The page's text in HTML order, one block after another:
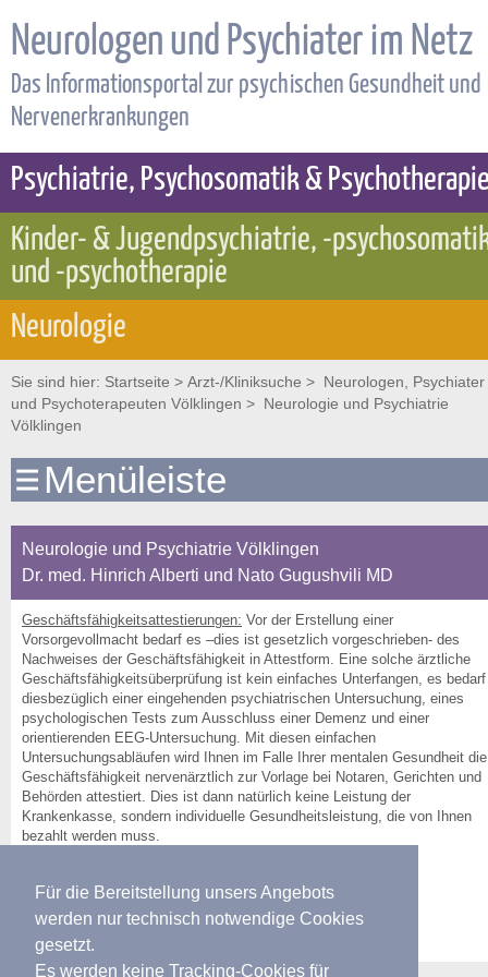
Für die Bereitstellung unsers Angebots
werden nur technisch notwendige Cookies
gesetzt.
Es werden keine Tracking-Cookies für
Neurologen und Psychiater im Netz
Das Informationsportal zur psychischen Gesundheit und
Nervenerkrankungen
Psychiatrie, Psychosomatik &
Kinder- & Jugendpsychiatrie, -
und -psychotherapie
Neurologie
Sie sind hier: Startseite > Arzt-/Kliniksuche > Neurologen, Psychiater
und Psychoterapeuten Völklingen > Neurologie und Psychiatrie
Völklingen
Menüleiste
Neurologie und Psychiatrie Völklingen
Dr. med. Hinrich Alberti und Nato Gugushvili MD
Geschäftsfähigkeitsattestierungen: Vor der Erstellung einer
Vorsorgevollmacht bedarf es –dies ist gesetzlich vorgeschrieben- des
Nachweises der Geschäftsfähigkeit in Attestform. Eine solche ärztliche
Geschäftsfähigkeitsüberprüfung ist kein einfaches Unterfangen, es bedarf
diesbezüglich einer eingehenden psychiatrischen Untersuchung, eines
psychologischen Tests zum Ausschluss einer Demenz und einer
orientierenden EEG-Untersuchung. Mit diesen einfachen
Untersuchungsabläufen wird Ihnen im Falle Ihrer mentalen Gesundheit die
Geschäftsfähigkeit nervenärztlich zur Vorlage bei Notaren, Gerichten und
Behörden attestiert. Dies ist dann natürlich keine Leistung der
Krankenkasse, sondern individuelle Gesundheitsleistung, die von Ihnen
bezahlt werden muss.